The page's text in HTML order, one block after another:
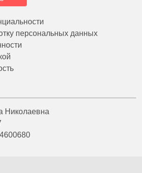
персональных данных
Николаевна